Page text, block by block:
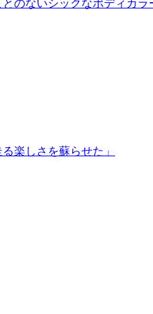
のないシックなポディカ
楽しさを蘇らせた」